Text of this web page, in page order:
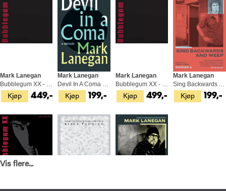
Kjøp
Mark Lanegan
449,- Kjøp
Mark Lanegan
199,- Kjøp
Mark Lanegan
499,- Kjøp
Mark Lanegan
199,-
Vis flere...